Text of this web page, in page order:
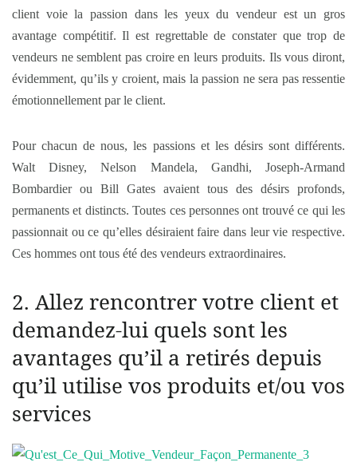
client voie la passion dans les yeux du vendeur est un gros
avantage compétitif. Il est regrettable de constater que trop de
vendeurs ne semblent pas croire en leurs produits. Ils vous diront,
évidemment, qu’ils y croient, mais la passion ne sera pas ressentie
émotionnellement par le client.
Pour chacun de nous, les passions et les désirs sont différents.
Walt Disney, Nelson Mandela, Gandhi, Joseph-Armand
Bombardier ou Bill Gates avaient tous des désirs profonds,
permanents et distincts. Toutes ces personnes ont trouvé ce qui les
passionnait ou ce qu’elles désiraient faire dans leur vie respective.
Ces hommes ont tous été des vendeurs extraordinaires.
2. Allez rencontrer votre client et
demandez-lui quels sont les
avantages qu’il a retirés depuis
qu’il utilise vos produits et/ou vos
services